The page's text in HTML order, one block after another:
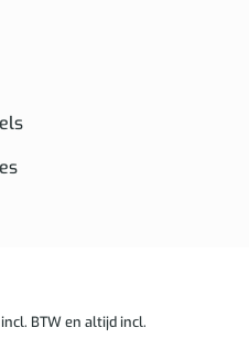
BTW en altijd incl.